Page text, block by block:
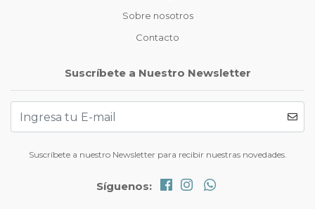
Sobre nosotros
Contacto
Suscríbete a Nuestro Newsletter
Suscríbete a nuestro Newsletter para recibir nuestras novedades.
Síguenos: